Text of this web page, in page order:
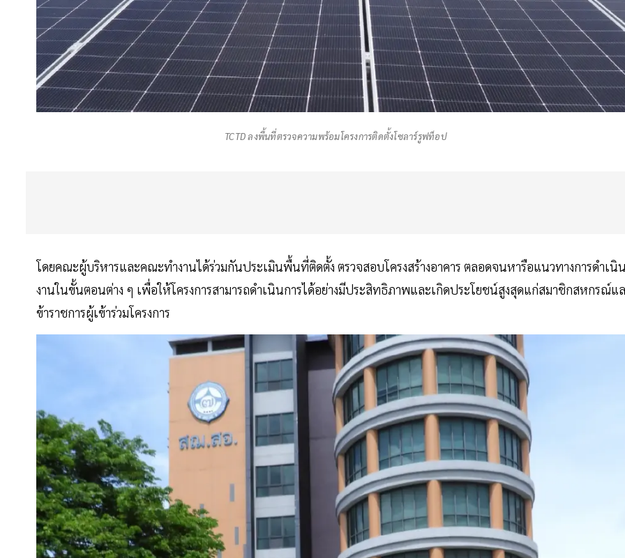
TCTD ลงพื้นที่ตรวจความพร้อมโครงการติดตั้งโซลาร์รูฟท็อป
โดยคณะผู้บริหารและคณะทำงานได้ร่วมกันประเมินพื้นที่ติดตั้ง ตรวจสอบโครงสร้างอาคาร ตลอดจนหารือแนวทางการดำเนิ
งานในขั้นตอนต่าง ๆ เพื่อให้โครงการสามารถดำเนินการได้อย่างมีประสิทธิภาพและเกิดประโยชน์สูงสุดแก่สมาชิกสหกรณ์แ
ข้าราชการผู้เข้าร่วมโครงการ